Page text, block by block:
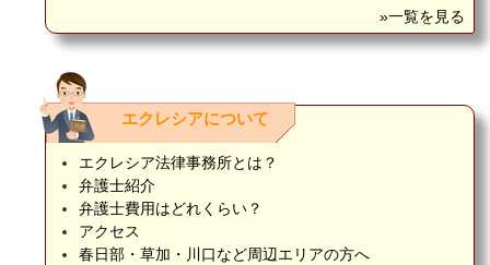
»一覧を見る
エクレシアについて
エクレシア法律事務所とは？
弁護士紹介
弁護士費用はどれくらい？
アクセス
春日部・草加・川口など周辺エリアの方へ